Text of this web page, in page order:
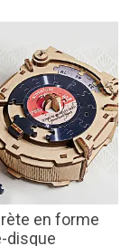
en forme
disque